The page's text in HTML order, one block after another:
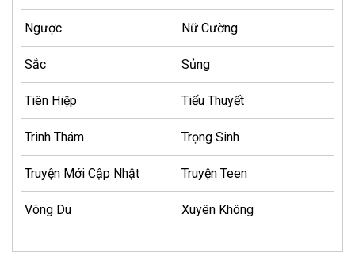
Ngược Nữ Cường
Sắc Sủng
Tiên Hiệp Tiểu Thuyết
Trinh Thám Trọng Sinh
Truyện Mới Cập Nhật Truyện Teen
Võng Du Xuyên Không